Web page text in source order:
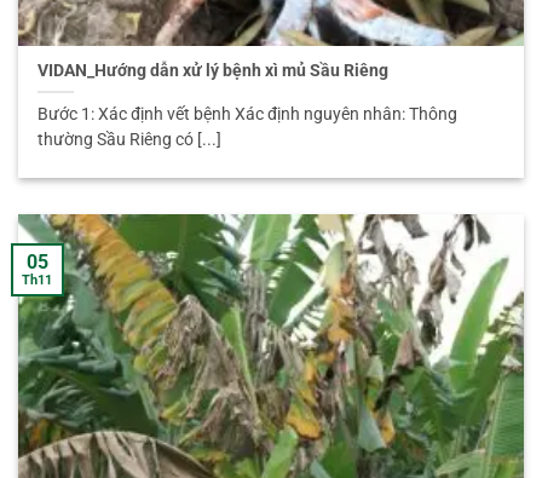
VIDAN_Hướng dẫn xử lý bệnh xì mủ Sầu Riêng
Bước 1: Xác định vết bệnh Xác định nguyên nhân: Thông
thường Sầu Riêng có [...]
05
Th11